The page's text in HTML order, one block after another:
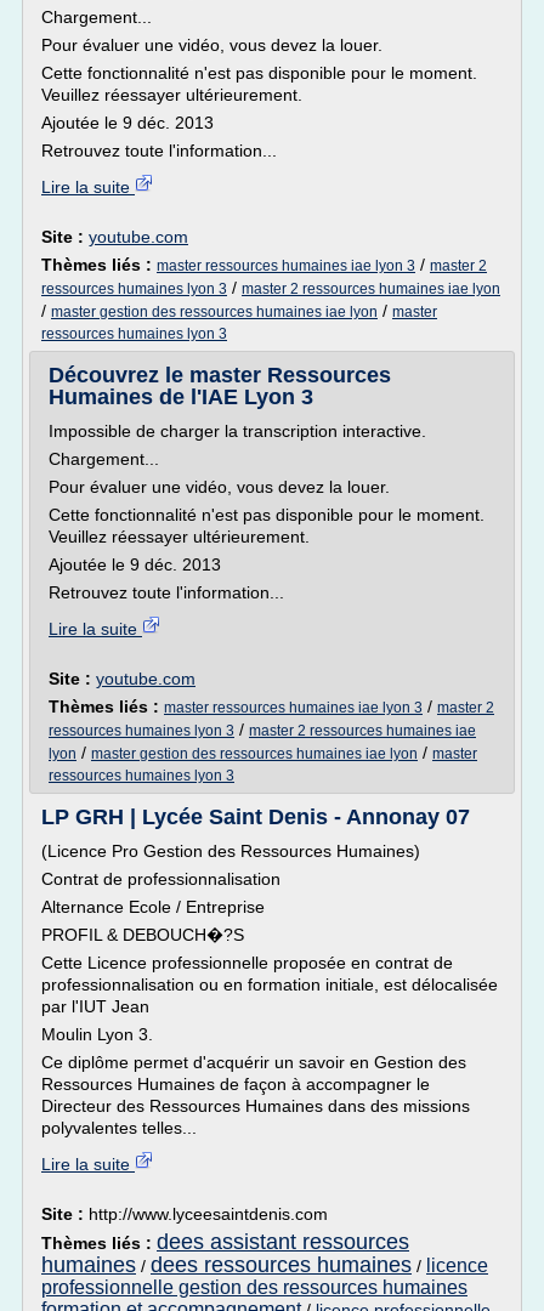
Chargement...
Pour évaluer une vidéo, vous devez la louer.
Cette fonctionnalité n'est pas disponible pour le moment.
Veuillez réessayer ultérieurement.
Ajoutée le 9 déc. 2013
Retrouvez toute l'information...
Lire la suite
Site : youtube.com
Thèmes liés : master ressources humaines iae lyon 3 / master 2
ressources humaines lyon 3 / master 2 ressources humaines iae lyon
/ master gestion des ressources humaines iae lyon / master
ressources humaines lyon 3
Découvrez le master Ressources
Humaines de l'IAE Lyon 3
Impossible de charger la transcription interactive.
Chargement...
Pour évaluer une vidéo, vous devez la louer.
Cette fonctionnalité n'est pas disponible pour le moment.
Veuillez réessayer ultérieurement.
Ajoutée le 9 déc. 2013
Retrouvez toute l'information...
Lire la suite
Site : youtube.com
Thèmes liés : master ressources humaines iae lyon 3 / master 2
ressources humaines lyon 3 / master 2 ressources humaines iae
lyon / master gestion des ressources humaines iae lyon / master
ressources humaines lyon 3
LP GRH | Lycée Saint Denis - Annonay 07
(Licence Pro Gestion des Ressources Humaines)
Contrat de professionnalisation
Alternance Ecole / Entreprise
PROFIL & DEBOUCH�?S
Cette Licence professionnelle proposée en contrat de
professionnalisation ou en formation initiale, est délocalisée
par l'IUT Jean
Moulin Lyon 3.
Ce diplôme permet d'acquérir un savoir en Gestion des
Ressources Humaines de façon à accompagner le
Directeur des Ressources Humaines dans des missions
polyvalentes telles...
Lire la suite
Site : http://www.lyceesaintdenis.com
Thèmes liés : dees assistant ressources
humaines / dees ressources humaines / licence
professionnelle gestion des ressources humaines